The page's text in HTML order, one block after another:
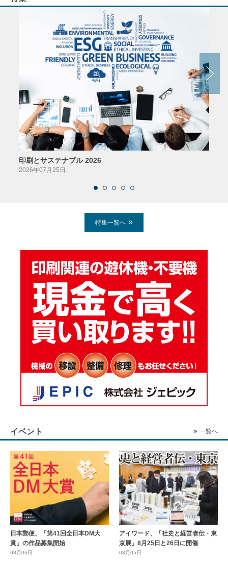
印刷とサステナブル 2026
2026年07月25日
特集一覧へ
イベント 一覧へ
日本郵便、「第41回全日本DM大
賞」の作品募集開始
08月06日
アイワード、「社史と経営者伝・東
京展」8月25日と26日に開催
08月05日